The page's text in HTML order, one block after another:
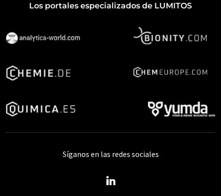
Los portales especializados de LUMITOS
Síganos en las redes sociales